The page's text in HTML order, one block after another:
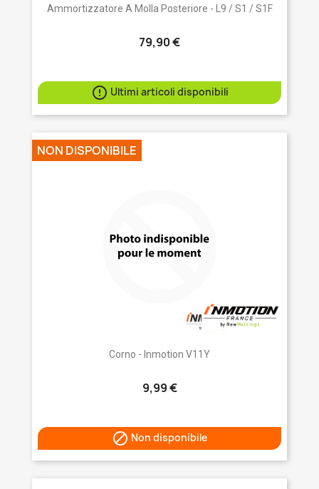
Ammortizzatore A Molla Posteriore - L9 / S1 / S1F
79,90 €
 Ultimi articoli disponibili
Corno - Inmotion V11Y
9,99 €
 Non disponibile
NON DISPONIBILE